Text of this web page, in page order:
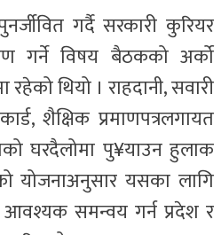
गर्दै सरकारी कुरियर
गर्ने विषय बैठकको अर्को
थियो । राहदानी, सवारी
शैक्षिक प्रमाणपत्रलगायत
घरदैलोमा पु¥याउन हुलाक
योजनाअनुसार यसका लागि
आवश्यक समन्वय गर्न प्रदेश र